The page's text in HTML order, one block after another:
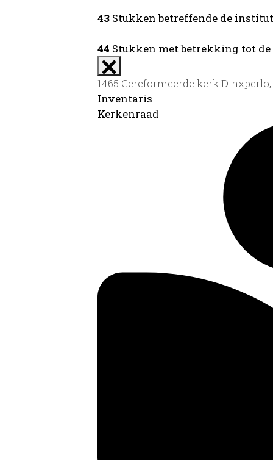
43 Stukken betreffende de
44 Stukken met betrekking tot de
1465 Gereformeerde kerk Dinxperlo,
Inventaris
Kerkenraad